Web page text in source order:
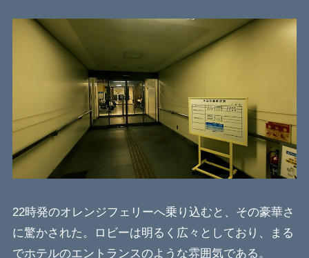
22時発のオレンジフェリーへ乗り込むと、その豪華さ
に驚かされた。ロビーは明るく広々としており、まる
でホテルのエントランスのような雰囲気である。